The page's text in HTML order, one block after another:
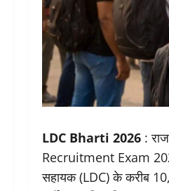
LDC Bharti 2026 :
Recruitment Exam
सहायक (LDC) के करीब